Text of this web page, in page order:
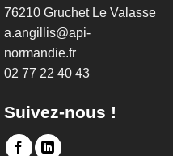
76210 Gruchet Le Valasse
a.angillis@api-
normandie.fr
02 77 22 40 43
Suivez-nous !